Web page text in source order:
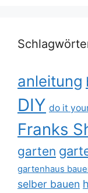
anleitung
DIY do it
Franks
garten
gartenhaus
selber bauen